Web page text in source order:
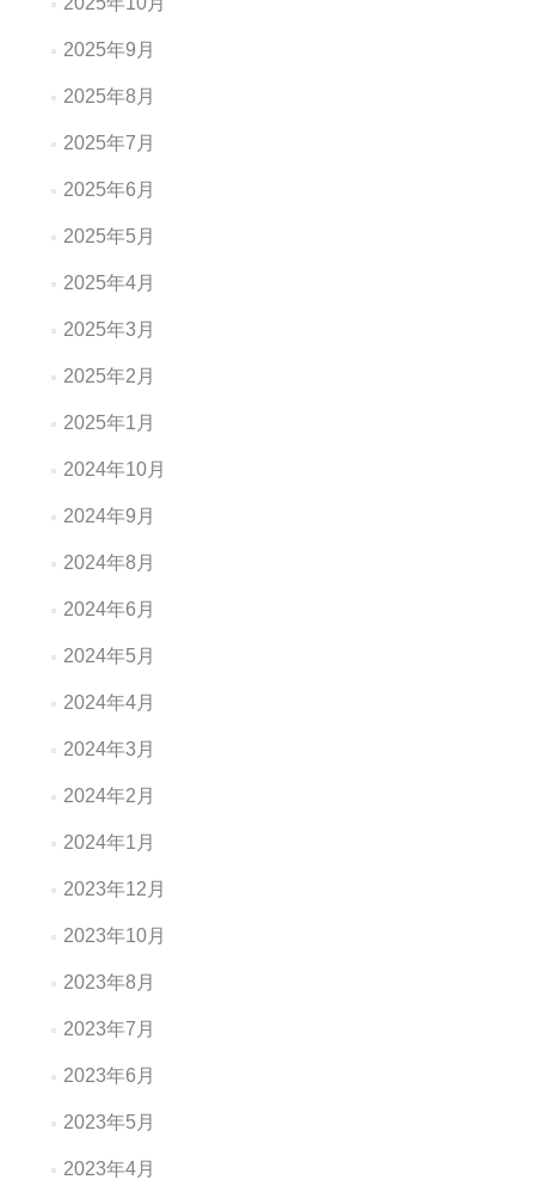
2025年9月
2025年8月
2025年7月
2025年6月
2025年5月
2025年4月
2025年3月
2025年2月
2025年1月
2024年10月
2024年9月
2024年8月
2024年6月
2024年5月
2024年4月
2024年3月
2024年2月
2024年1月
2023年12月
2023年10月
2023年8月
2023年7月
2023年6月
2023年5月
2023年4月